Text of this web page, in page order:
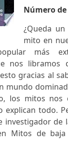
Número
¿Queda
mito en
más
nos
gracias al
mundo
los mitos nos
explican todo.
investigador de
Mitos de